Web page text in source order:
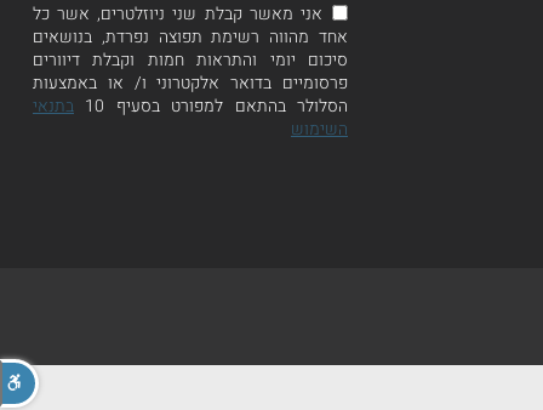
אני מאשר קבלת שני ניוזלטרים, אשר כל
אחד מהווה רשימת תפוצה נפרדת, בנושאים
סיכום יומי והתראות חמות וקבלת דיוורים
פרסומיים בדואר אלקטרוני ו/ או באמצעות
הסלולר בהתאם למפורט בסעיף 10
בתנאי
השימוש